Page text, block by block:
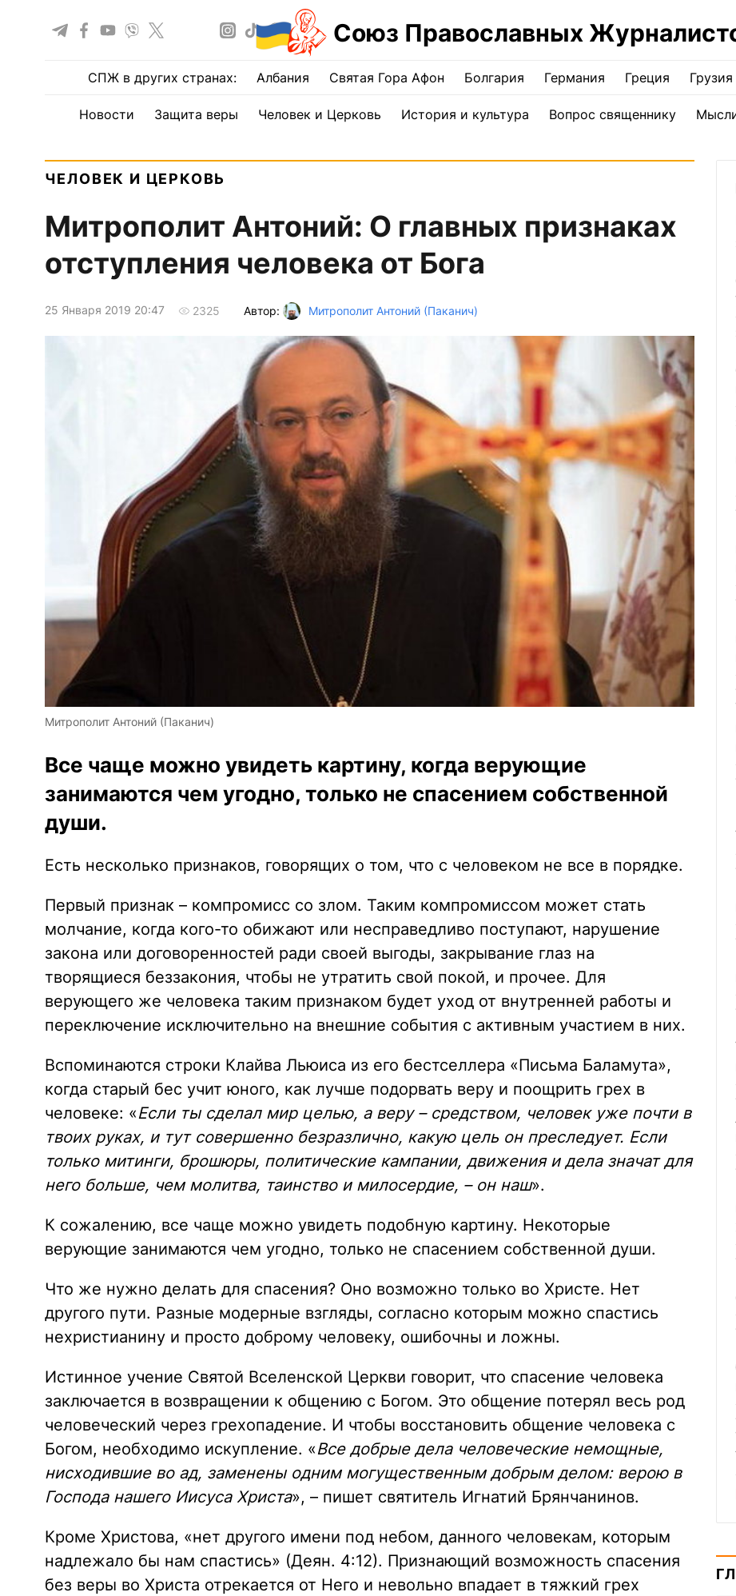
Союз Православных
СПЖ в других странах: Албания Святая Гора Афон Болгария Германия Греция Грузия
Новости Защита веры Человек и Церковь История и культура Вопрос священнику
ЧЕЛОВЕК И ЦЕРКОВЬ
Митрополит Антоний: О главных признаках
отступления человека от Бога
25 Января 2019 20:47 2325 Автор: Митрополит Антоний (Паканич)
Митрополит Антоний (Паканич)
Все чаще можно увидеть картину, когда верующие
занимаются чем угодно, только не спасением собственной
души.
Есть несколько признаков, говорящих о том, что с человеком не все в порядке.
Первый признак – компромисс со злом. Таким компромиссом может стать
молчание, когда кого-то обижают или несправедливо поступают, нарушение
закона или договоренностей ради своей выгоды, закрывание глаз на
творящиеся беззакония, чтобы не утратить свой покой, и прочее. Для
верующего же человека таким признаком будет уход от внутренней работы и
переключение исключительно на внешние события с активным участием в них.
Вспоминаются строки Клайва Льюиса из его бестселлера «Письма Баламута»,
когда старый бес учит юного, как лучше подорвать веру и поощрить грех в
человеке: «Если ты сделал мир целью, а веру – средством, человек уже почти в
твоих руках, и тут совершенно безразлично, какую цель он преследует. Если
только митинги, брошюры, политические кампании, движения и дела значат для
него больше, чем молитва, таинство и милосердие, – он наш».
К сожалению, все чаще можно увидеть подобную картину. Некоторые
верующие занимаются чем угодно, только не спасением собственной души.
Что же нужно делать для спасения? Оно возможно только во Христе. Нет
другого пути. Разные модерные взгляды, согласно которым можно спастись
нехристианину и просто доброму человеку, ошибочны и ложны.
Истинное учение Святой Вселенской Церкви говорит, что спасение человека
заключается в возвращении к общению с Богом. Это общение потерял весь род
человеческий через грехопадение. И чтобы восстановить общение человека с
Богом, необходимо искупление. «Все добрые дела человеческие немощные,
нисходившие во ад, заменены одним могущественным добрым делом: верою в
Господа нашего Иисуса Христа», – пишет святитель Игнатий Брянчанинов.
Кроме Христова, «нет другого имени под небом, данного человекам, которым
надлежало бы нам спастись» (Деян. 4:12). Признающий возможность спасения
без веры во Христа отрекается от Него и невольно впадает в тяжкий грех